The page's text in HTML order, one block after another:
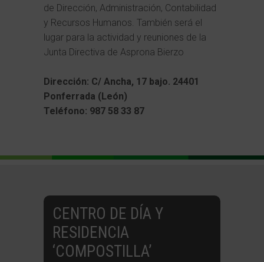
de Dirección, Administración, Contabilidad
y Recursos Humanos. También será el
lugar para la actividad y reuniones de la
Junta Directiva de Asprona Bierzo
Dirección: C/ Ancha, 17 bajo. 24401
Ponferrada (León)
Teléfono: 987 58 33 87
CENTRO DE DÍA Y
RESIDENCIA
‘COMPOSTILLA’